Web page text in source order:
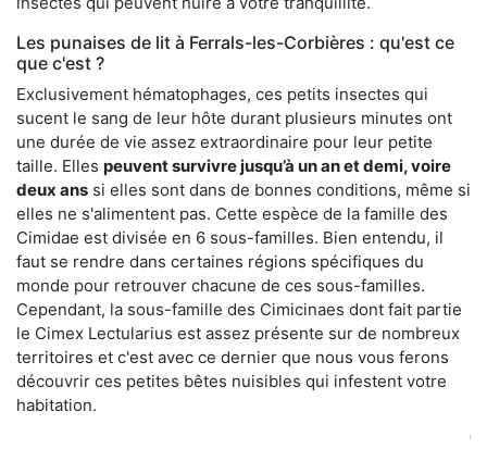
Les punaises de lit à Ferrals-les-Corbières : qu'est ce
que c'est ?
Exclusivement hématophages, ces petits insectes qui
sucent le sang de leur hôte durant plusieurs minutes ont
une durée de vie assez extraordinaire pour leur petite
taille. Elles peuvent survivre jusqu’à un an et demi, voire
deux ans si elles sont dans de bonnes conditions, même si
elles ne s'alimentent pas. Cette espèce de la famille des
Cimidae est divisée en 6 sous-familles. Bien entendu, il
faut se rendre dans certaines régions spécifiques du
monde pour retrouver chacune de ces sous-familles.
Cependant, la sous-famille des Cimicinaes dont fait partie
le Cimex Lectularius est assez présente sur de nombreux
territoires et c'est avec ce dernier que nous vous ferons
découvrir ces petites bêtes nuisibles qui infestent votre
habitation.